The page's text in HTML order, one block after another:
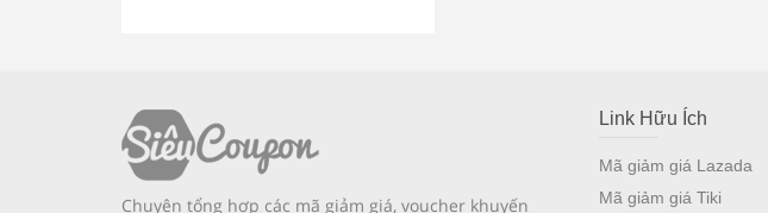
Chuyên tổng hợp các mã giảm giá, voucher khuyến
Link Hữu Ích
Mã giảm giá Lazada
Mã giảm giá Tiki